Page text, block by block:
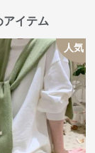
アイテム
人気